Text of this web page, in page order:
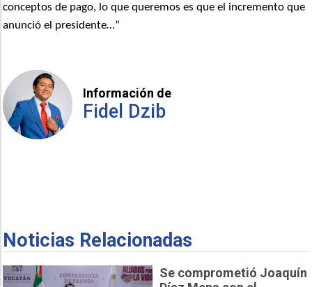
conceptos de pago, lo que queremos es que el incremento que
anunció el presidente…”
Información de
Fidel Dzib
Noticias Relacionadas
Se comprometió Joaquín